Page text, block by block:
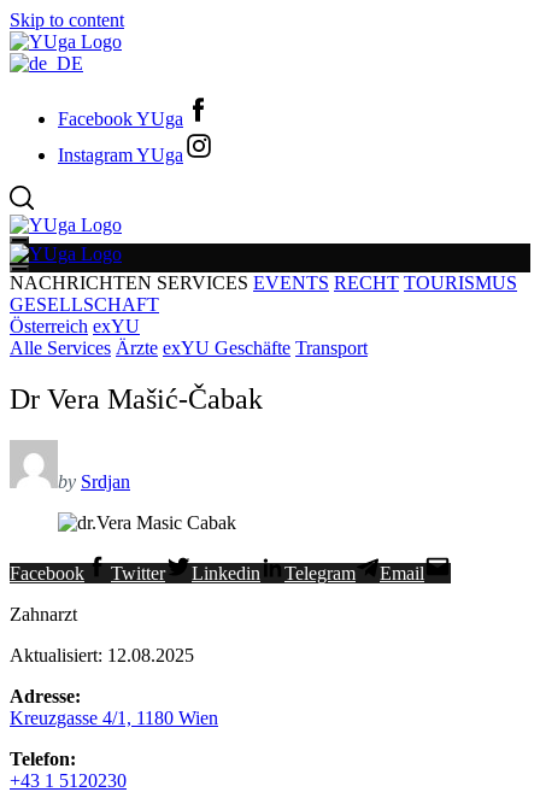
Skip to content
Facebook YUga
Instagram YUga
NACHRICHTEN SERVICES EVENTS RECHT TOURISMUS
GESELLSCHAFT
Österreich exYU
Alle Services Ärzte exYU Geschäfte Transport
Dr Vera Mašić-Čabak
by Srdjan
Facebook Twitter Linkedin Telegram
Email
Zahnarzt
Aktualisiert: 12.08.2025
Adresse:
Kreuzgasse 4/1, 1180 Wien
Telefon:
+43 1 5120230